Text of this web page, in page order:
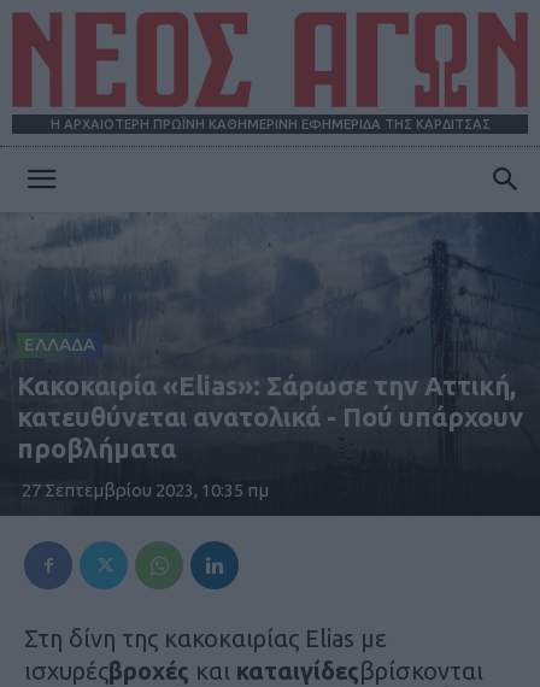
Η ΑΡΧΑΙΟΤΕΡΗ ΠΡΩΪΝΗ ΚΑΘΗΜΕΡΙΝΗ ΕΦΗΜΕΡΙΔΑ ΤΗΣ ΚΑΡΔΙΤΣΑΣ
ΕΛΛΑΔΑ
Κακοκαιρία «Elias»: Σάρωσε την Αττική,
κατευθύνεται ανατολικά - Πού υπάρχουν
προβλήματα
27 Σεπτεμβρίου 2023, 10:35 πμ
Στη δίνη της κακοκαιρίας Elias με
ισχυρέςβροχές και καταιγίδεςβρίσκονται